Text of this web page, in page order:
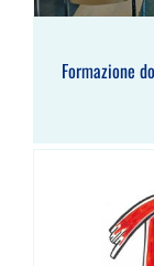
Formazione